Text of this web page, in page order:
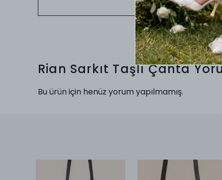
Rian Sarkıt Taşlı Çanta
Bu ürün için henüz yorum yapılmamış.